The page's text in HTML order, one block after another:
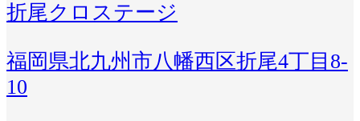
折尾クロステージ
福岡県北九州市八幡西区折尾4丁目8-
10